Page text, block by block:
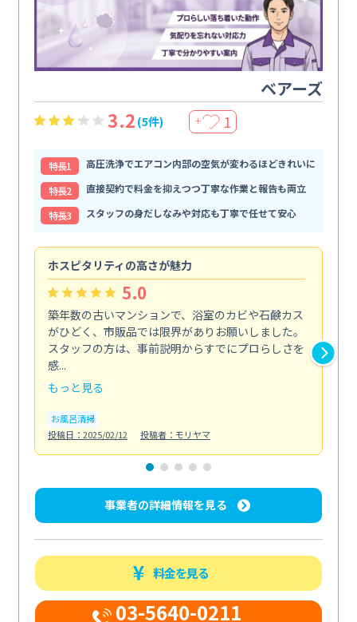
ベアーズ
3.2 (5件) ＋ 1
特⻑1
高圧洗浄でエアコン内部の空気が変わるほどきれいに
特⻑2
直接契約で料金を抑えつつ丁寧な作業と報告も両立
特⻑3
スタッフの身だしなみや対応も丁寧で任せて安心
ホスピタリティの高さが魅力
5.0
築年数の古いマンションで、浴室のカビや石鹸カス
がひどく、市販品では限界がありお願いしました。
スタッフの方は、事前説明からすでにプロらしさを
感...
もっと見る
お風呂清掃
投稿日：2025/02/12
投稿者：モリヤマ
事業者の詳細情報を見る
料金を見る
03-5640-0211